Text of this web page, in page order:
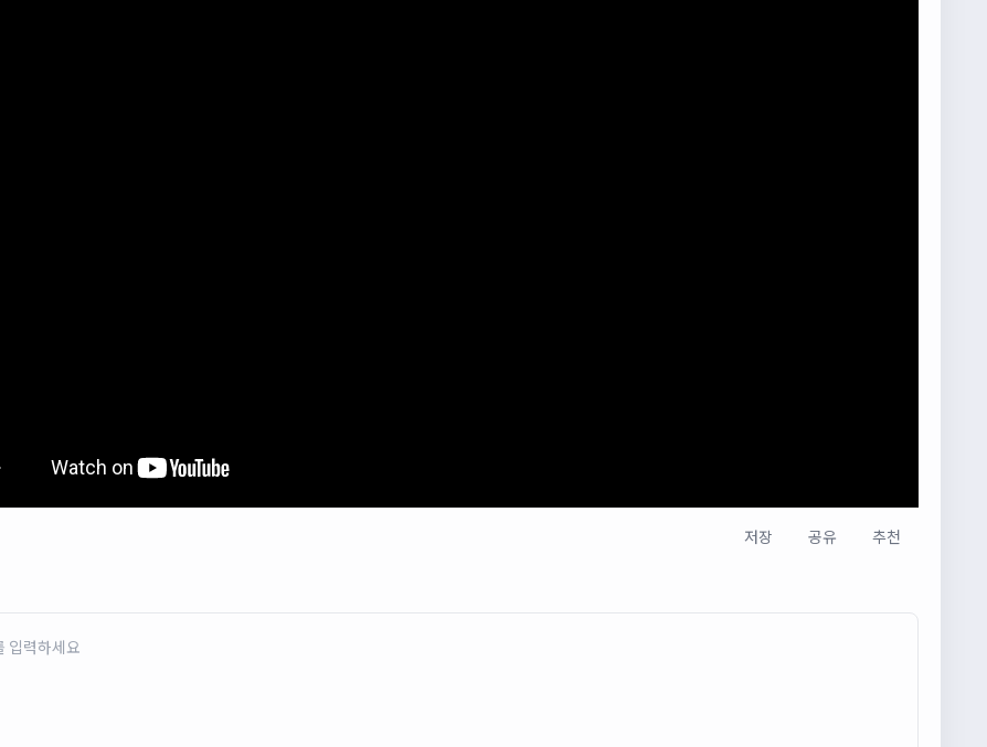
저장 공유 추천